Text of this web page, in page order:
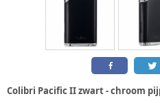
Colibri Pacific II zwart - chroom